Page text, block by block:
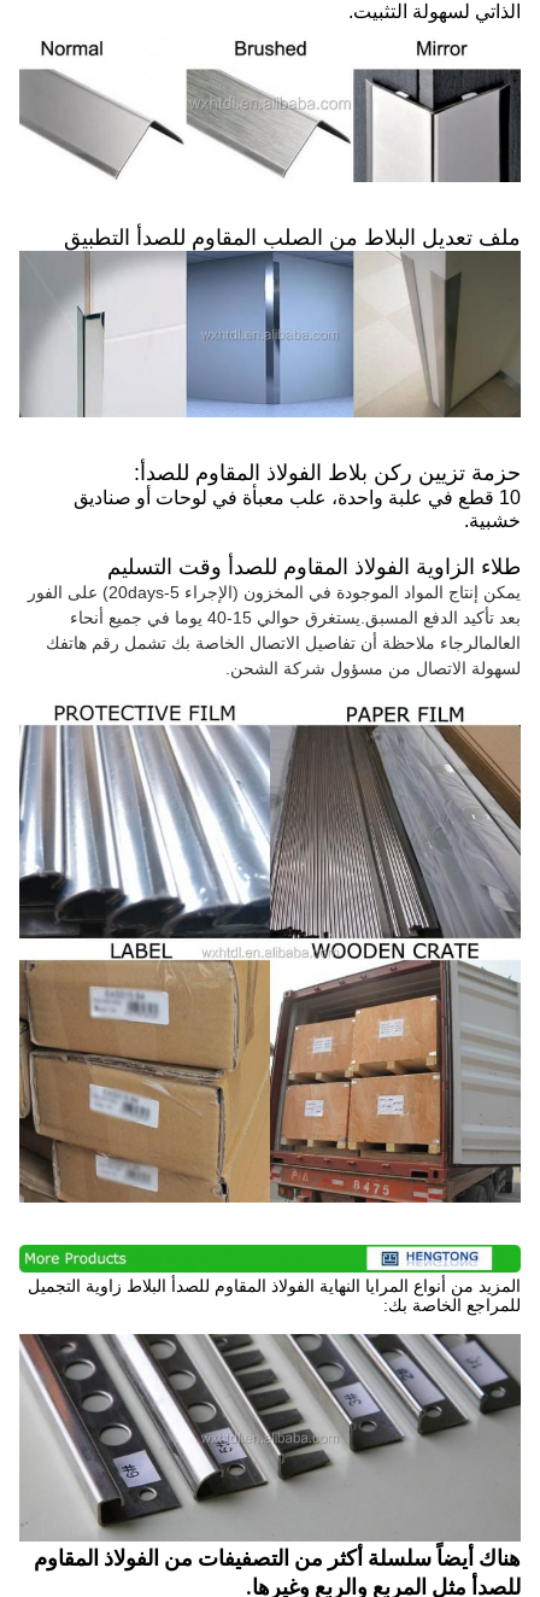
الذاتي لسهولة التثبيت.
ملف تعديل البلاط من الصلب المقاوم للصدأ التطبيق
حزمة تزيين ركن بلاط الفولاذ المقاوم للصدأ:
10 قطع في علبة واحدة، علب معبأة في لوحات أو صناديق
خشبية.
طلاء الزاوية الفولاذ المقاوم للصدأ وقت التسليم
يمكن إنتاج المواد الموجودة في المخزون (الإجراء 5-20days) على الفور
بعد تأكيد الدفع المسبق.يستغرق حوالي 15-40 يوما في جميع أنحاء
العالمالرجاء ملاحظة أن تفاصيل الاتصال الخاصة بك تشمل رقم هاتفك
لسهولة الاتصال من مسؤول شركة الشحن.
المزيد من أنواع المرايا النهاية الفولاذ المقاوم للصدأ البلاط زاوية التجميل
للمراجع الخاصة بك:
هناك أيضاً سلسلة أكثر من التصفيفات من الفولاذ المقاوم
للصدأ مثل المربع والربع وغيرها.